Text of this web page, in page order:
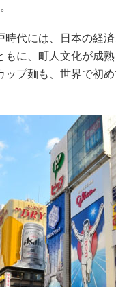
代には、日本の経
に、町人文化が成
プ麺も、世界で初め